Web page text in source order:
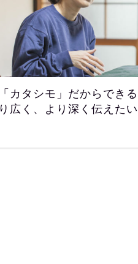
「カタシモ」だからでき
り広く、より深く伝えたい